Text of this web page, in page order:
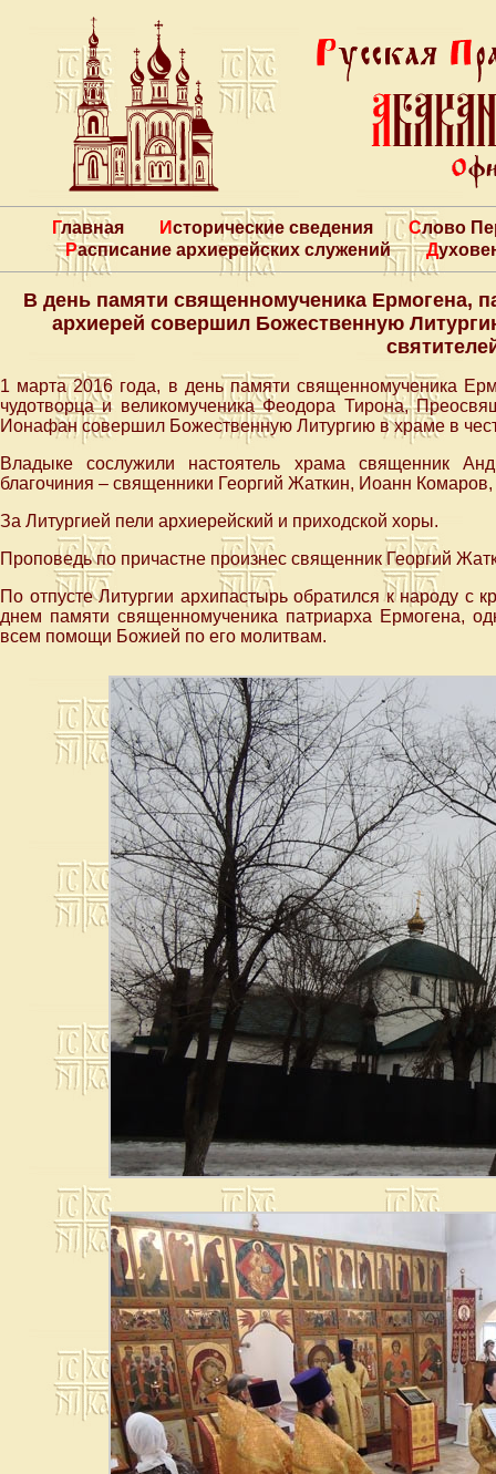
Главная Исторические сведения
Слово
Расписание архиерейских служений
В день памяти священномученика Ермогена,
архиерей совершил Божественную
1 марта 2016 года, в день памяти священномученика
чудотворца и великомученика Феодора Тирона,
Ионафан совершил Божественную Литургию в храме в
Владыке сослужили настоятель храма священник
благочиния – священники Георгий Жаткин, Иоанн
За Литургией пели архиерейский и приходской хоры.
Проповедь по причастне произнес священник Георгий
По отпусте Литургии архипастырь обратился к народу с
днем памяти священномученика патриарха Ермогена,
всем помощи Божией по его молитвам.